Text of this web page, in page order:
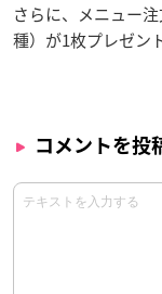
さらに、メニュー
種）が1枚プレゼン
コメントを投